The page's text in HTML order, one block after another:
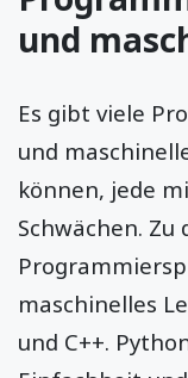
und
Es gibt viele
und
können, jede
Schwächen.
maschinelles
und C++.